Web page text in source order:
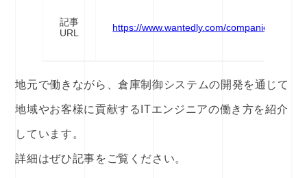
記事
URL
https://www.wantedly.com/companies/
地元で働きながら、倉庫制御システムの開発を通じて
地域やお客様に貢献するITエンジニアの働き方を紹介
しています。
詳細はぜひ記事をご覧ください。